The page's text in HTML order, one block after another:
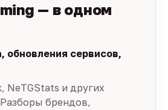
— в одном
обновления сервисов,
NeTGStats и других
брендов,